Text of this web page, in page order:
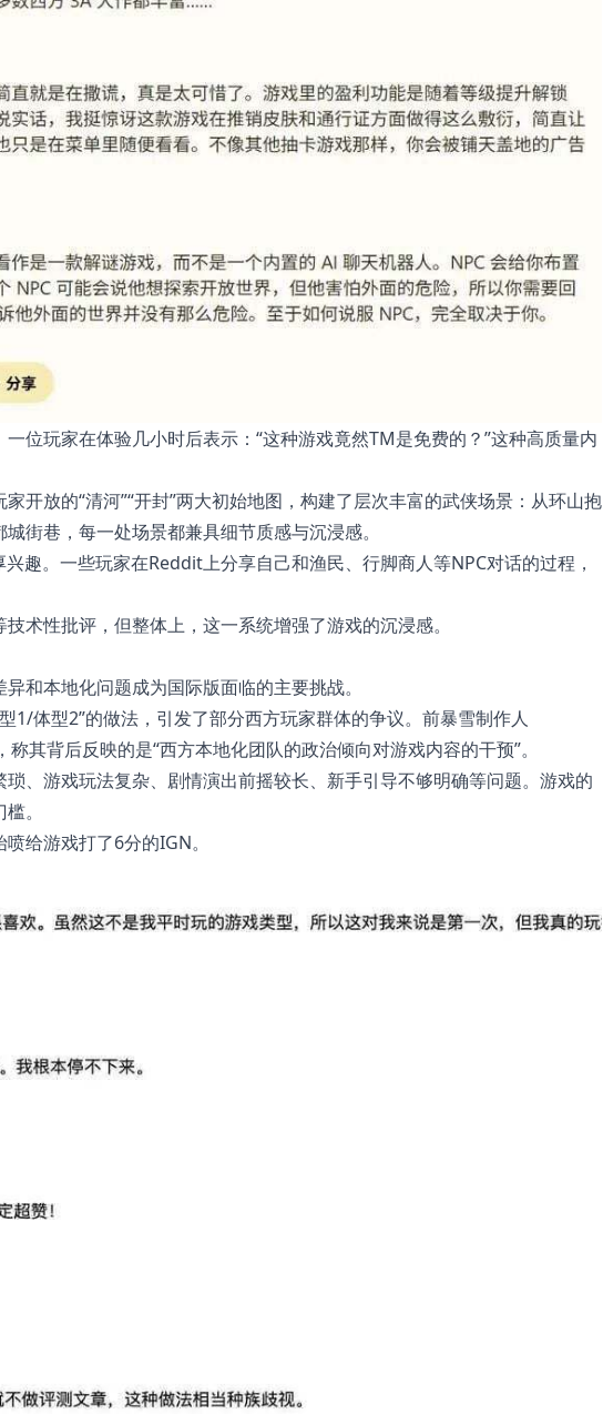
位玩家在体验几小时后表示：“这种游戏竟然TM是免费的？”这种高质量内
开放的“清河”“开封”两大初始地图，构建了层次丰富的武侠场景：从环山抱
街巷，每一处场景都兼具细节质感与沉浸感。
趣。一些玩家在Reddit上分享自己和渔民、行脚商人等NPC对话的过程，
术性批评，但整体上，这一系统增强了游戏的沉浸感。
和本地化问题成为国际版面临的主要挑战。
1/体型2”的做法，引发了部分西方玩家群体的争议。前暴雪制作人
其背后反映的是“西方本地化团队的政治倾向对游戏内容的干预”。
、游戏玩法复杂、剧情演出前摇较长、新手引导不够明确等问题。游戏的
。
给游戏打了6分的IGN。